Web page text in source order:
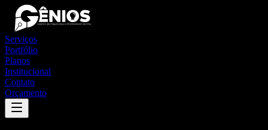
Serviços
Portfólio
Planos
Institucional
Contato
Orçamento